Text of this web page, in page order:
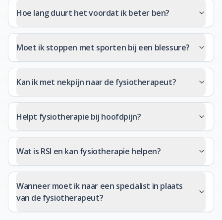
Hoe lang duurt het voordat ik beter ben?
Moet ik stoppen met sporten bij een blessure?
Kan ik met nekpijn naar de fysiotherapeut?
Helpt fysiotherapie bij hoofdpijn?
Wat is RSI en kan fysiotherapie helpen?
Wanneer moet ik naar een specialist in plaats
van de fysiotherapeut?